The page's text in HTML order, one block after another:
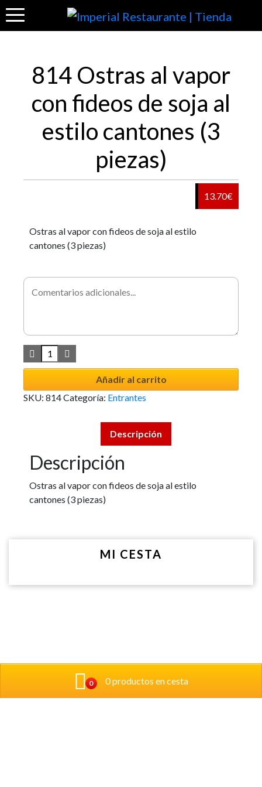
0 0 productos en cesta
814 Ostras al vapor
con fideos de soja al
estilo cantones (3
piezas)
13.70€
Ostras al vapor con fideos de soja al estilo
cantones (3 piezas)
Añadir al carrito
SKU: 814Categoría: Entrantes
Descripción
Descripción
Ostras al vapor con fideos de soja al estilo
cantones (3 piezas)
MI CESTA